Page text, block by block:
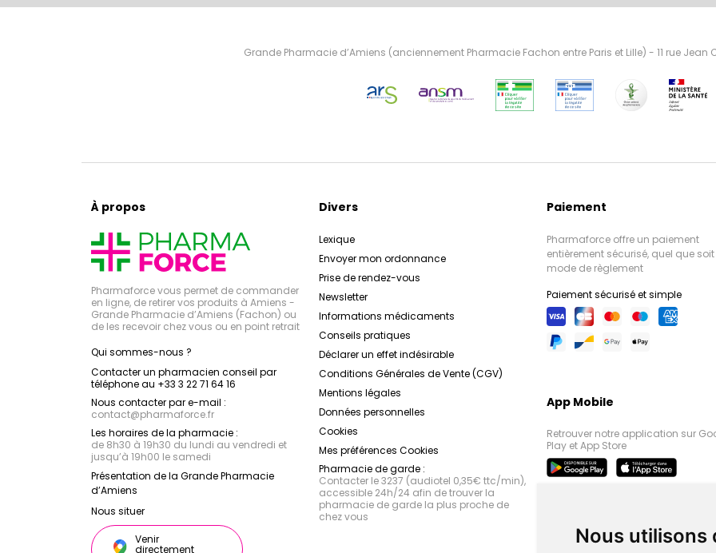
Nous utilisons
Grande Pharmacie d’Amiens (anciennement Pharmacie Fachon entre Paris et Lille) - 11 rue
À propos
Pharmaforce vous permet de commander
en ligne, de retirer vos produits à Amiens -
Grande Pharmacie d’Amiens (Fachon) ou
de les recevoir chez vous ou en point retrait
Qui sommes-nous ?
Contacter un pharmacien conseil par
téléphone au +33 3 22 71 64 16
Nous contacter par e-mail :
contact@pharmaforce.fr
Les horaires de la pharmacie :
de 8h30 à 19h30 du lundi au vendredi et
jusqu’à 19h00 le samedi
Présentation de la Grande Pharmacie
d’Amiens
Nous situer
Venir
directement
Divers
Lexique
Envoyer mon ordonnance
Prise de rendez-vous
Newsletter
Informations médicaments
Conseils pratiques
Déclarer un effet indésirable
Conditions Générales de Vente (CGV)
Mentions légales
Données personnelles
Cookies
Mes préférences Cookies
Pharmacie de garde :
Contacter le 3237 (audiotel 0,35€ ttc/min),
accessible 24h/24 afin de trouver la
pharmacie de garde la plus proche de
chez vous
Paiement
Pharmaforce offre un paiement
entièrement sécurisé, quel que soit
mode de règlement
Paiement sécurisé et simple
App Mobile
Retrouver notre application sur
Play et App Store